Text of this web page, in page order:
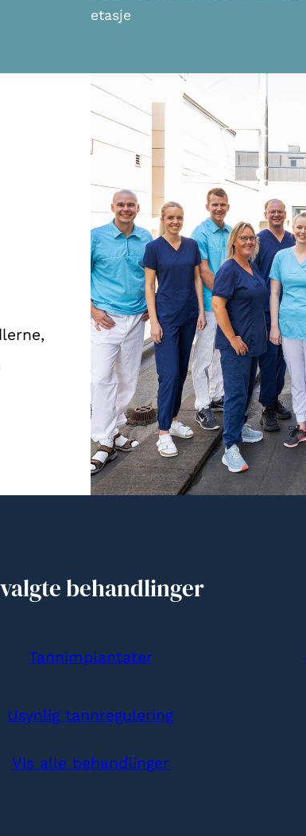
etasje
behandlinger
Tannimplantater
Usynlig tannregulering
Vis alle behandlinger